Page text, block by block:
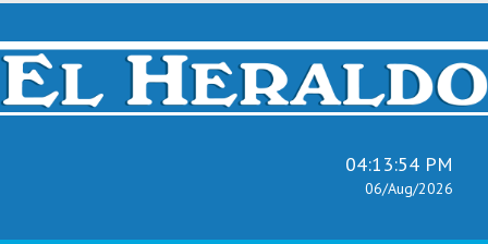
Skip
content
04:13:55 PM
06/Aug/2026